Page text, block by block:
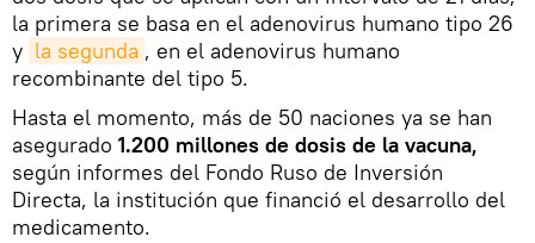
la primera se basa en el adenovirus humano tipo 26
y la segunda , en el adenovirus humano
recombinante del tipo 5.
Hasta el momento, más de 50 naciones ya se han
asegurado 1.200 millones de dosis de la vacuna,
según informes del Fondo Ruso de Inversión
Directa, la institución que financió el desarrollo del
medicamento.